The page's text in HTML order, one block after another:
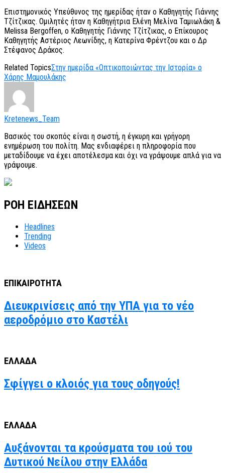
Επιστημονικός Υπεύθυνος της ημερίδας ήταν ο Καθηγητής Γιάννης
Τζίτζικας. Ομιλητές ήταν η Καθηγήτρια Ελένη Μελίνα Ταμιωλάκη &
Melissa Bergoffen, ο Καθηγητής Γιάννης Τζίτζικας, ο Επίκουρος
Καθηγητής Αστέριος Λεωνίδης, η Κατερίνα Φρέντζου και ο Δρ
Στέφανος Δράκος.
Related TopicsΣτην ημερίδα «Οπτικοποιώντας την Ιστορία» ο
Χάρης Μαμουλάκης
Kretenews_Team
Βασικός του σκοπός είναι η σωστή, η έγκυρη και γρήγορη
ενημέρωση του πολίτη. Μας ενδιαφέρει η πληροφορία που
μεταδίδουμε να έχει αποτέλεσμα και όχι να γράψουμε απλά για να
γράψουμε.
ΡΟΗ ΕΙΔΗΣΕΩΝ
Headlines
Trending
Videos
ΕΠΙΚΑΙΡΟΤΗΤΑ
Διευκρινίσεις από την ΥΠΑ για το νέο
αεροδρόμιο στο Καστέλι
ΕΛΛΑΔΑ
Σφίγγει ο κλοιός για τους οδηγούς!
ΕΛΛΑΔΑ
Αυξάνονται τα κρούσματα του ιού του
Δυτικού Νείλου στην Ελλάδα